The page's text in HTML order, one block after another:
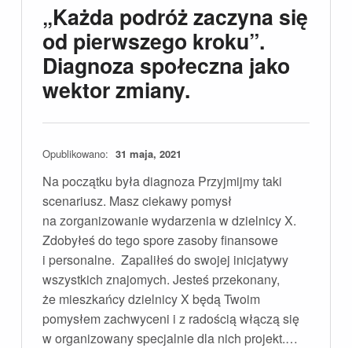
„Każda podróż zaczyna się
od pierwszego kroku”.
Diagnoza społeczna jako
wektor zmiany.
Opublikowano: 31 maja, 2021
Na początku była diagnoza Przyjmijmy taki
scenariusz. Masz ciekawy pomysł
na zorganizowanie wydarzenia w dzielnicy X.
Zdobyłeś do tego spore zasoby finansowe
i personalne. Zapaliłeś do swojej inicjatywy
wszystkich znajomych. Jesteś przekonany,
że mieszkańcy dzielnicy X będą Twoim
pomysłem zachwyceni i z radością włączą się
w organizowany specjalnie dla nich projekt.…